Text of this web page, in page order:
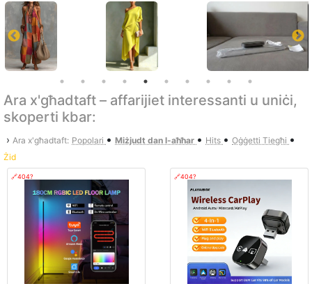
Ara x'għadtaft – affarijiet interessanti u uniċi,
skoperti kbar:
› Ara x'għadtaft: Popolari • Miżjudt dan l-aħħar • Hits • Oġġetti Tiegħi •
Żid
🔗404? 🔗404?